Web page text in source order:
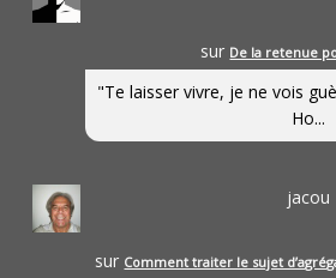
sur De la retenue
"Te laisser vivre, je ne vois
Ho...
jacou
sur Comment traiter le sujet